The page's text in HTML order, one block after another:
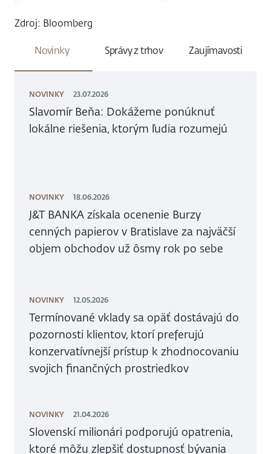
Zdroj: Bloomberg
Novinky Správy z trhov Zaujímavosti
NOVINKY 23.07.2026
Slavomír Beňa: Dokážeme ponúknuť
lokálne riešenia, ktorým ľudia rozumejú
NOVINKY 18.06.2026
J&T BANKA získala ocenenie Burzy
cenných papierov v Bratislave za najväčší
objem obchodov už ôsmy rok po sebe
NOVINKY 12.05.2026
Termínované vklady sa opäť dostávajú do
pozornosti klientov, ktorí preferujú
konzervatívnejší prístup k zhodnocovaniu
svojich finančných prostriedkov
NOVINKY 21.04.2026
Slovenskí milionári podporujú opatrenia,
ktoré môžu zlepšiť dostupnosť bývania